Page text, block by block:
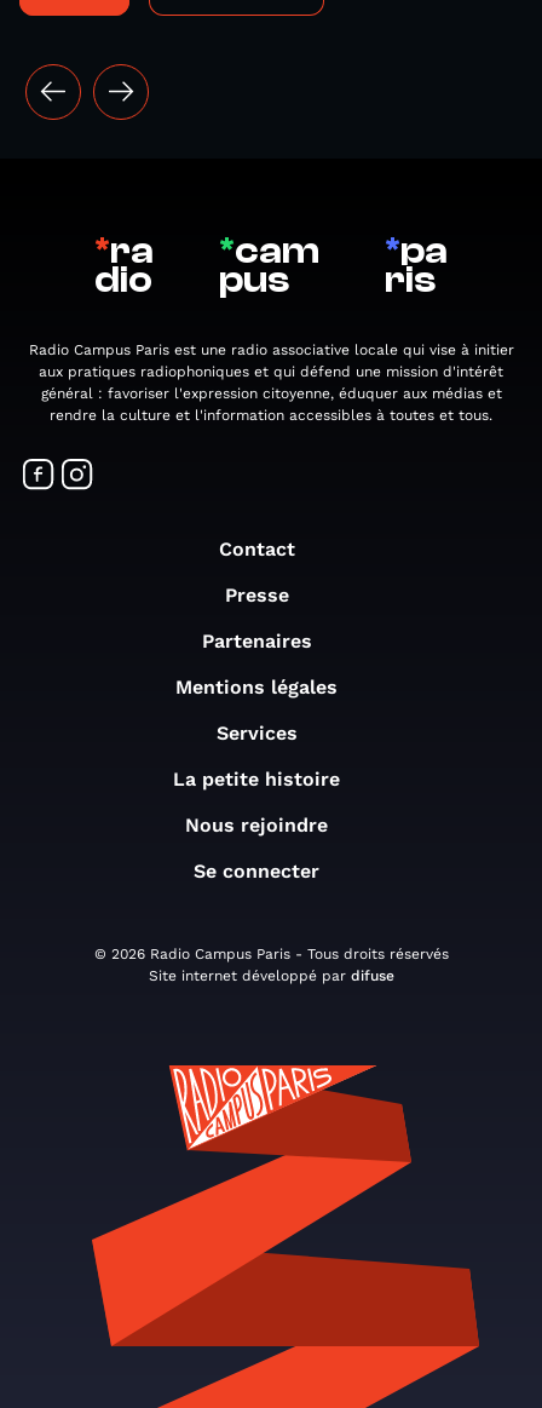
*ra
dio
*cam
pus
*pa
ris
Radio Campus Paris est une radio associative locale qui vise à initier
aux pratiques radiophoniques et qui défend une mission d'intérêt
général : favoriser l'expression citoyenne, éduquer aux médias et
rendre la culture et l'information accessibles à toutes et tous.
Contact
Presse
Partenaires
Mentions légales
Services
La petite histoire
Nous rejoindre
Se connecter
© 2026 Radio Campus Paris - Tous droits réservés
Site internet développé par difuse